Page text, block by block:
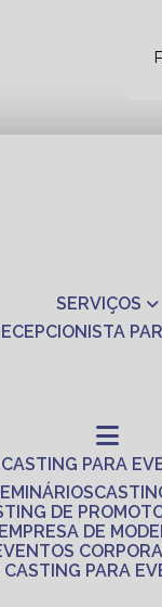
SERVIÇOS
RECEPCIONISTA
CASTING PARA
DE
EMPRESA DE
CASTING PARA